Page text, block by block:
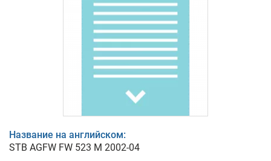
Название на английском:
STB AGFW FW 523 M 2002-04